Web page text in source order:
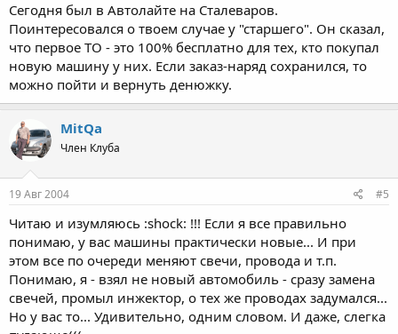
Сегодня был в Автолайте на Сталеваров.
Поинтересовался о твоем случае у "старшего". Он сказал,
что первое ТО - это 100% бесплатно для тех, кто покупал
новую машину у них. Если заказ-наряд сохранился, то
можно пойти и вернуть денюжку.
MitQa
Член Клуба
19 Авг 2004 #5
Читаю и изумляюсь :shock: !!! Если я все правильно
понимаю, у вас машины практически новые... И при
этом все по очереди меняют свечи, провода и т.п.
Понимаю, я - взял не новый автомобиль - сразу замена
свечей, промыл инжектор, о тех же проводах задумался...
Но у вас то... Удивительно, одним словом. И даже, слегка